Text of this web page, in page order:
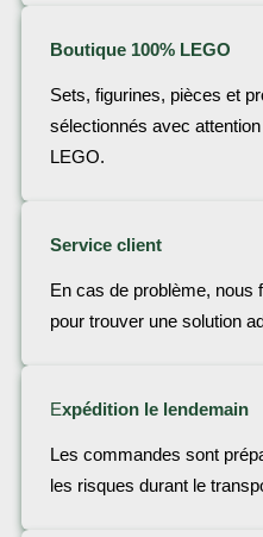
Boutique 100% LEGO
Sets, figurines, pièces et
sélectionnés avec
LEGO.
Service client
En cas de problème, nous
pour trouver une solution
Expédition le lendemain
Les commandes sont
les risques durant le